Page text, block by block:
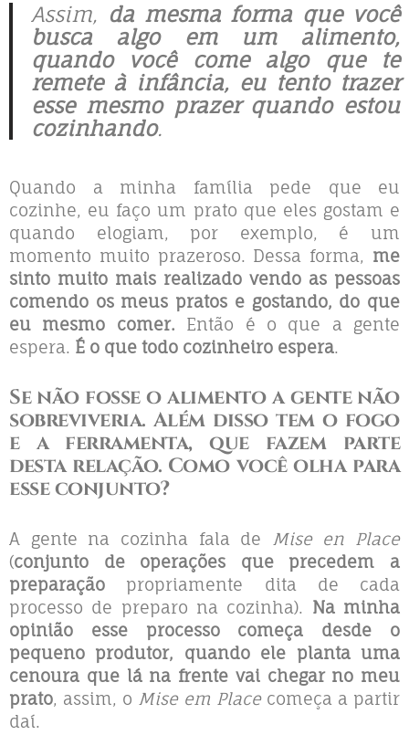
Assim, da mesma forma que você
busca algo em um alimento,
quando você come algo que te
remete à infância, eu tento trazer
esse mesmo prazer quando estou
cozinhando.
Quando a minha família pede que eu
cozinhe, eu faço um prato que eles gostam e
quando elogiam, por exemplo, é um
momento muito prazeroso. Dessa forma, me
sinto muito mais realizado vendo as pessoas
comendo os meus pratos e gostando, do que
eu mesmo comer. Então é o que a gente
espera. É o que todo cozinheiro espera.
Se não fosse o alimento a gente não
sobreviveria. Além disso tem o fogo
e a ferramenta, que fazem parte
desta relação. Como você olha para
esse conjunto?
A gente na cozinha fala de
Mise en Place
(conjunto de operações que precedem a
preparação propriamente dita de cada
processo de preparo na cozinha). Na minha
opinião esse processo começa desde o
pequeno produtor, quando ele planta uma
cenoura que lá na frente vai chegar no meu
prato, assim, o Mise em Placecomeça a partir
daí.